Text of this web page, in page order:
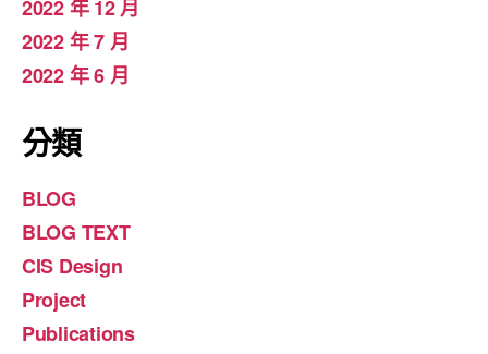
2022 年 12 月
2022 年 7 月
2022 年 6 月
分類
BLOG
BLOG TEXT
CIS Design
Project
Publications